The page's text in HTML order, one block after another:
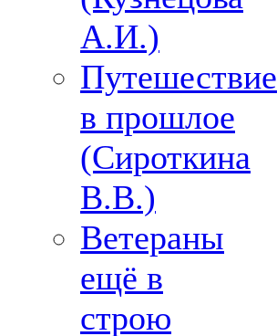
А.И.)
Путешествие
в прошлое
(Сироткина
В.В.)
Ветераны
ещё в
строю